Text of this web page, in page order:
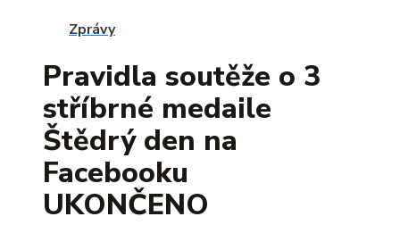
Zprávy
Pravidla soutěže o 3
stříbrné medaile
Štědrý den na
Facebooku
UKONČENO